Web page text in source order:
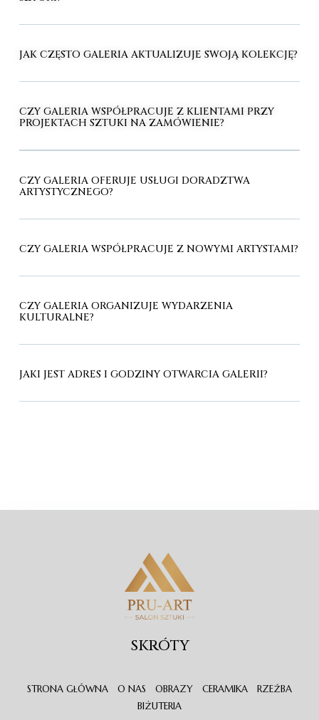
JAK CZĘSTO GALERIA AKTUALIZUJE SWOJĄ KOLEKCJĘ?
CZY GALERIA WSPÓŁPRACUJE Z KLIENTAMI PRZY
PROJEKTACH SZTUKI NA ZAMÓWIENIE?
CZY GALERIA OFERUJE USŁUGI DORADZTWA
ARTYSTYCZNEGO?
CZY GALERIA WSPÓŁPRACUJE Z NOWYMI ARTYSTAMI?
CZY GALERIA ORGANIZUJE WYDARZENIA
KULTURALNE?
JAKI JEST ADRES I GODZINY OTWARCIA GALERII?
SKRÓTY
STRONA GŁÓWNA O NAS OBRAZY CERAMIKA
RZEŹBA
BIŻUTERIA